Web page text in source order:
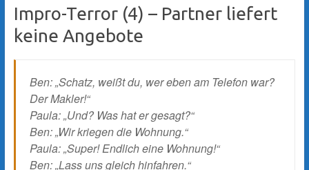
Impro-Terror (4) – Partner liefert
keine Angebote
Ben: „Schatz, weißt du, wer eben am Telefon war?
Der Makler!“
Paula: „Und? Was hat er gesagt?“
Ben: „Wir kriegen die Wohnung.“
Paula: „Super! Endlich eine Wohnung!“
Ben: „Lass uns gleich hinfahren.“